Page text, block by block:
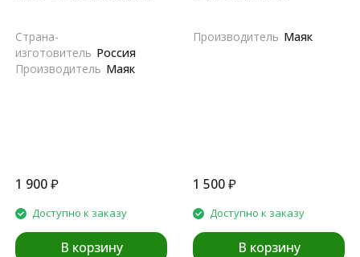
Страна-
изготовитель Россия
Производитель Маяк
1 900₽
Доступно к заказу
В корзину
Производитель Маяк
1 500₽
Доступно к заказу
В корзину